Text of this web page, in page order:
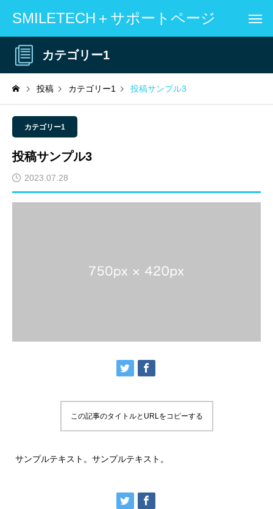
SMILETECH＋サポートページ
カテゴリー1
投稿 カテゴリー1 投稿サンプル3
カテゴリー1
投稿サンプル3
2023.07.28
この記事のタイトルとURLをコピーする
サンプルテキスト。サンプルテキスト。